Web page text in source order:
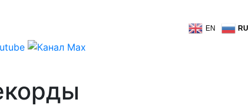
EN RU